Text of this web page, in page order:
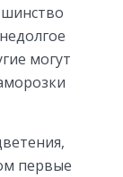
могут
первые